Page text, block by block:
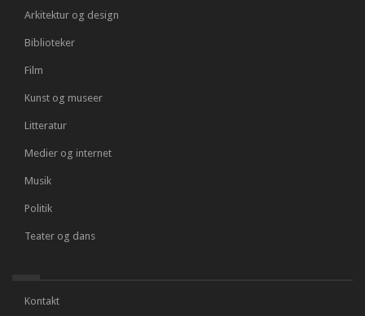
Arkitektur og design
Biblioteker
Film
Kunst og museer
Litteratur
Medier og internet
Musik
Politik
Teater og dans
Kontakt